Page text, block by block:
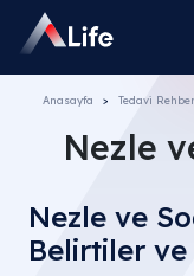
Anasayfa Tedavi
Nezle
Nezle ve
Belirtiler